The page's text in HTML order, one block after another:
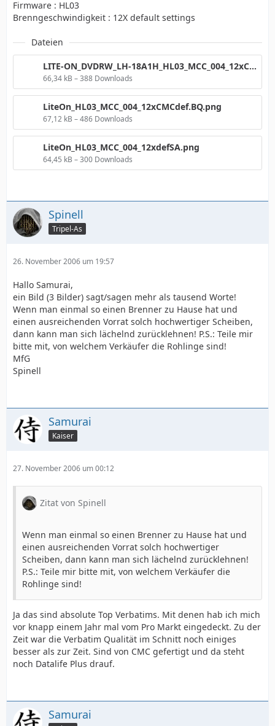
Firmware : HL03
Brenngeschwindigkeit : 12X default settings
Dateien
LITE-ON_DVDRW_LH-18A1H_HL03_MCC_004_12xCMCdef.png
66,34 kB – 388 Downloads
LiteOn_HL03_MCC_004_12xCMCdef.BQ.png
67,12 kB – 486 Downloads
LiteOn_HL03_MCC_004_12xdefSA.png
64,45 kB – 300 Downloads
Spinell
Tripel-As
26. November 2006 um 19:57
Hallo Samurai,
ein Bild (3 Bilder) sagt/sagen mehr als tausend Worte!
Wenn man einmal so einen Brenner zu Hause hat und
einen ausreichenden Vorrat solch hochwertiger Scheiben,
dann kann man sich lächelnd zurücklehnen! P.S.: Teile mir
bitte mit, von welchem Verkäufer die Rohlinge sind!
MfG
Spinell
Samurai
Kaiser
27. November 2006 um 00:12
Zitat von Spinell
Wenn man einmal so einen Brenner zu Hause hat und
einen ausreichenden Vorrat solch hochwertiger
Scheiben, dann kann man sich lächelnd zurücklehnen!
P.S.: Teile mir bitte mit, von welchem Verkäufer die
Rohlinge sind!
Ja das sind absolute Top Verbatims. Mit denen hab ich mich
vor knapp einem Jahr mal vom Pro Markt eingedeckt. Zu der
Zeit war die Verbatim Qualität im Schnitt noch einiges
besser als zur Zeit. Sind von CMC gefertigt und da steht
noch Datalife Plus drauf.
Samurai